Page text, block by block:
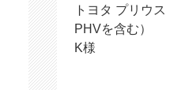
トヨタ プリウ
PHVを含む）
K様